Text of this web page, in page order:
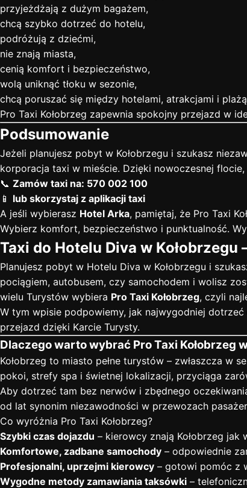
przyjeżdżają z dużym bagażem,
chcą szybko dotrzeć do hotelu,
podróżują z dziećmi,
nie znają miasta,
cenią komfort i bezpieczeństwo,
wolą uniknąć tłoku w sezonie,
chcą poruszać się między hotelami, atrakcjami i
Pro Taxi Kołobrzeg zapewnia spokojny przejazd w
Podsumowanie
Jeżeli planujesz pobyt w Kołobrzegu i szukasz
korporacja taxi w mieście. Dzięki nowoczesnej
📞 Zamów taxi na: 570 002 100
📱 lub skorzystaj z aplikacji taxi
A jeśli wybierasz Hotel Arka, pamiętaj, że Pro Taxi
Wybierz komfort, bezpieczeństwo i punktualność.
Taxi do Hotelu Diva w
Planujesz pobyt w Hotelu Diva w Kołobrzegu i
pociągiem, autobusem, czy samochodem i wolisz
wielu Turystów wybiera Pro Taxi Kołobrzeg, czyli
W tym wpisie podpowiemy, jak najwygodniej
przejazd dzięki Karcie Turysty.
Dlaczego warto wybrać Pro Taxi Kołobrzeg
Kołobrzeg to miasto pełne turystów – zwłaszcza
pokoi, strefy spa i świetnej lokalizacji, przyciąga
Aby dotrzeć tam bez nerwów i zbędnego
od lat synonim niezawodności w przewozach
Co wyróżnia Pro Taxi Kołobrzeg?
Szybki czas dojazdu – kierowcy znają Kołobrzeg jak
Komfortowe, zadbane samochody – odpowiednie
Profesjonalni, uprzejmi kierowcy – gotowi pomóc z
Wygodne metody zamawiania taksówki –